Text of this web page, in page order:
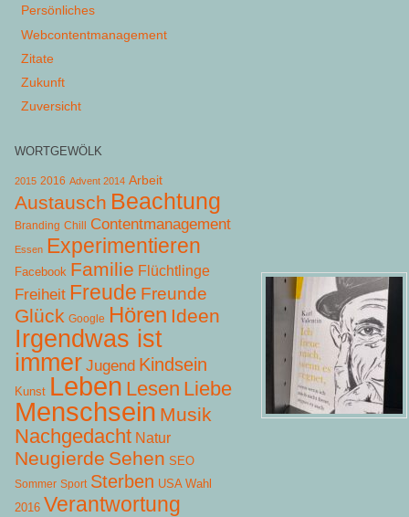
Persönliches
Webcontentmanagement
Zitate
Zukunft
Zuversicht
WORTGEWÖLK
2015 2016 Advent 2014 Arbeit
Austausch Beachtung
Branding Chill Contentmanagement
Essen Experimentieren
Facebook Familie Flüchtlinge
Freiheit Freude Freunde
Glück Google Hören Ideen
Irgendwas ist
immer Jugend Kindsein
Kunst Leben Lesen Liebe
Menschsein Musik
Nachgedacht Natur
Neugierde Sehen SEO
Sommer Sport Sterben USA Wahl
2016 Verantwortung